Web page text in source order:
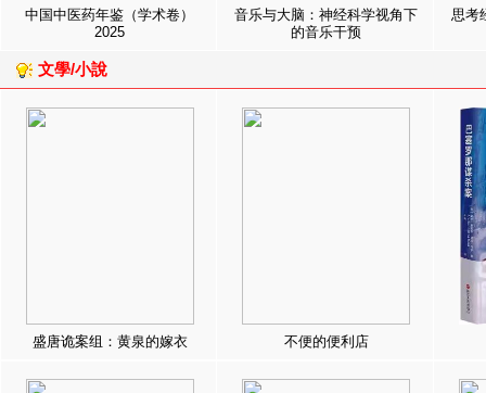
中国中医药年鉴（学术卷）
2025
音乐与大脑：神经科学视角下
的音乐干预
思考
文學/小說
盛唐诡案组：黄泉的嫁衣 不便的便利店